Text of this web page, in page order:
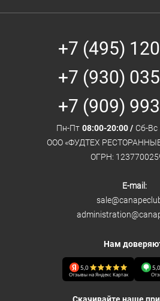
+7 (495)
+7 (930)
+7 (909)
Пн-Пт 08:00-20:00 / Сб-Вс
ООО «ФУДТЕХ
ОГРН:
E-mail:
Нам
5,0
Отзывы на Яндекс Картах
5,0
Скачивайте наше